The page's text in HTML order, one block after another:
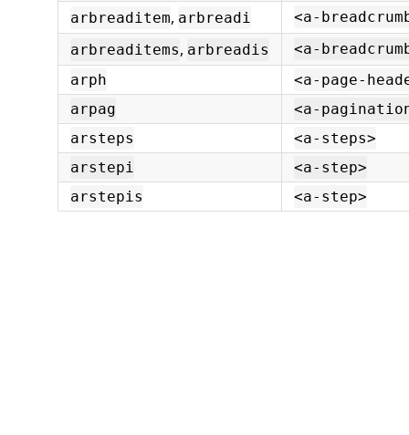
arbreaditem, arbreadi
<a-
arbreaditems, arbreadis
<a-
arph
<a-page-
arpag
<a-
arsteps
<a-steps>
arstepi
<a-step>
arstepis
<a-step>